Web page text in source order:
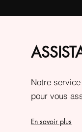
Notre
pour vous
En savoir plus